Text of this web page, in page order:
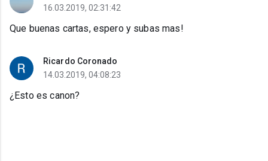
16.03.2019, 02:31:42
Que buenas cartas, espero y subas mas!
Ricardo Coronado
14.03.2019, 04:08:23
¿Esto es canon?